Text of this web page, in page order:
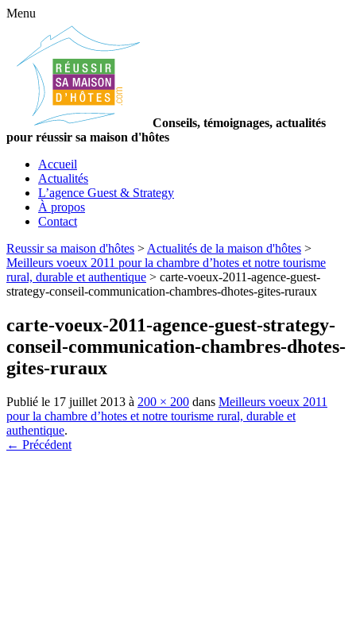
Menu
Conseils, témoignages, actualités
pour réussir sa maison d'hôtes
Accueil
Actualités
L’agence Guest & Strategy
À propos
Contact
Reussir sa maison d'hôtes > Actualités de la maison d'hôtes >
Meilleurs voeux 2011 pour la chambre d’hotes et notre tourisme
rural, durable et authentique > carte-voeux-2011-agence-guest-
strategy-conseil-communication-chambres-dhotes-gites-ruraux
carte-voeux-2011-agence-guest-strategy-
conseil-communication-chambres-dhotes-
gites-ruraux
Publié le 17 juillet 2013 à 200 × 200 dans Meilleurs voeux 2011
pour la chambre d’hotes et notre tourisme rural, durable et
authentique.
← Précédent